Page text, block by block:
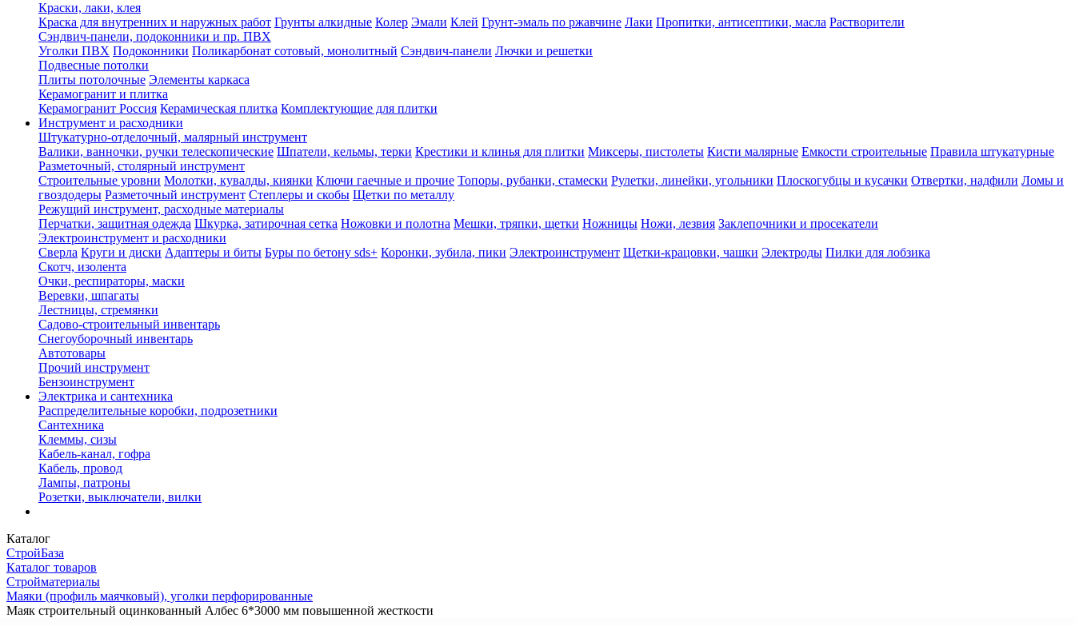
Краски, лаки, клея
Краска для внутренних и наружных работ Грунты алкидные Колер Эмали Клей Грунт-эмаль по ржавчине Лаки Пропитки, антисептики, масла Растворители
Сэндвич-панели, подоконники и пр. ПВХ
Уголки ПВХ Подоконники Поликарбонат сотовый, монолитный Сэндвич-панели Лючки и решетки
Подвесные потолки
Плиты потолочные Элементы каркаса
Керамогранит и плитка
Керамогранит Россия Керамическая плитка Комплектующие для плитки
Инструмент и расходники
Штукатурно-отделочный, малярный инструмент
Валики, ванночки, ручки телескопические Шпатели, кельмы, терки Крестики и клинья для плитки Миксеры, пистолеты Кисти малярные Емкости строительные Правила штукатурные
Разметочный, столярный инструмент
Строительные уровни Молотки, кувалды, киянки Ключи гаечные и прочие Топоры, рубанки, стамески Рулетки, линейки, угольники Плоскогубцы и кусачки Отвертки, надфили Ломы и
гвоздодеры Разметочный инструмент Степлеры и скобы Щетки по металлу
Режущий инструмент, расходные материалы
Перчатки, защитная одежда Шкурка, затирочная сетка Ножовки и полотна Мешки, тряпки, щетки Ножницы Ножи, лезвия Заклепочники и просекатели
Электроинструмент и расходники
Сверла Круги и диски Адаптеры и биты Буры по бетону sds+ Коронки, зубила, пики Электроинструмент Щетки-крацовки, чашки Электроды Пилки для лобзика
Скотч, изолента
Очки, респираторы, маски
Веревки, шпагаты
Лестницы, стремянки
Садово-строительный инвентарь
Снегоуборочный инвентарь
Автотовары
Прочий инструмент
Бензоинструмент
Электрика и сантехника
Распределительные коробки, подрозетники
Сантехника
Клеммы, сизы
Кабель-канал, гофра
Кабель, провод
Лампы, патроны
Розетки, выключатели, вилки
Каталог
СтройБаза
Каталог товаров
Стройматериалы
Маяки (профиль маячковый), уголки перфорированные
Маяк строительный оцинкованный Албес 6*3000 мм повышенной жесткости